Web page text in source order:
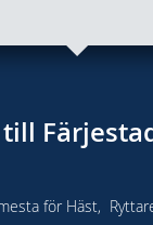
för Häst,